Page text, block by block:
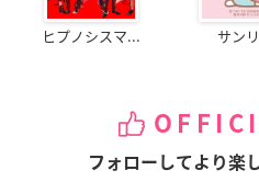
ヒプノシスマ... サン
フォローしてより楽